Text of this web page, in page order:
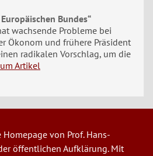
Bundes“
wachsende Probleme bei
Ökonom und frühere Präsident
radikalen Vorschlag, um die
Artikel
von Prof. Hans-
öffentlichen Aufklärung. Mit